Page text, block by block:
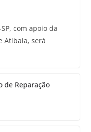
com apoio da
Atibaia, será
de Reparação